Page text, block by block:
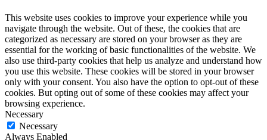
This website uses cookies to improve your experience while you
navigate through the website. Out of these, the cookies that are
categorized as necessary are stored on your browser as they are
essential for the working of basic functionalities of the website. We
also use third-party cookies that help us analyze and understand how
you use this website. These cookies will be stored in your browser
only with your consent. You also have the option to opt-out of these
cookies. But opting out of some of these cookies may affect your
browsing experience.
Necessary
Necessary
Always Enabled